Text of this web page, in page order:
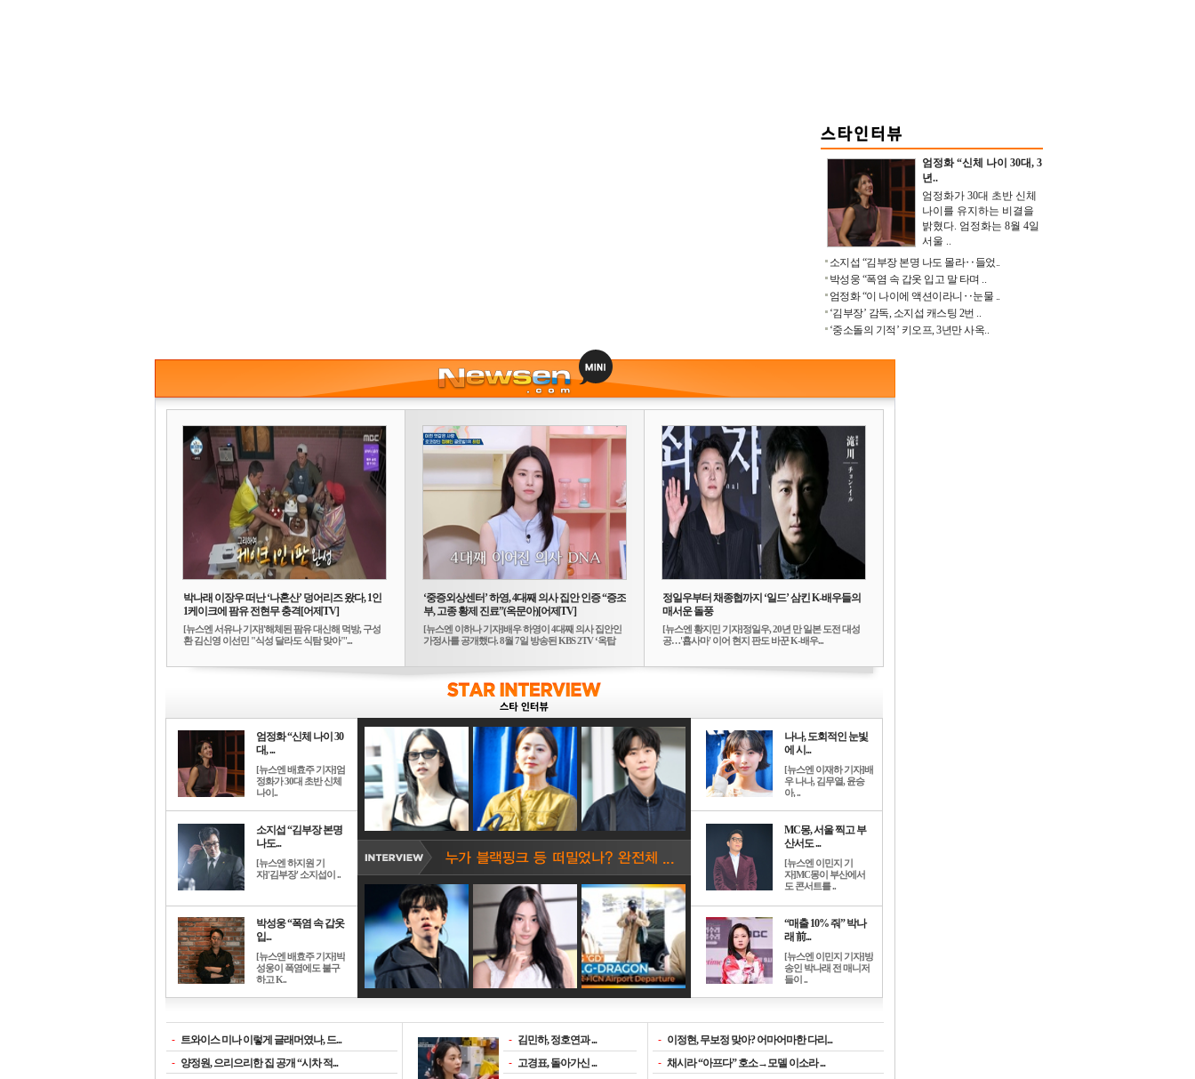
엄정화 “신체 나이 30대, 3
년..
엄정화가 30대 초반 신체
나이를 유지하는 비결을
밝혔다. 엄정화는 8월 4일
서울 ..
소지섭 “김부장 본명 나도 몰라‥들었..
박성웅 “폭염 속 갑옷 입고 말 타며 ..
엄정화 “이 나이에 액션이라니‥눈물 ..
‘김부장’ 감독, 소지섭 캐스팅 2번 ..
‘중소돌의 기적’ 키오프, 3년만 사옥..
박나래 이장우 떠난 ‘나혼산’ 덩어리즈 왔다, 1인
1케이크에 팜유 전현무 충격[어제TV]
[뉴스엔 서유나 기자]'해체된 팜유 대신해 먹방, 구성
환 김신영 이선민 "식성 달라도 식탐 맞아"'...
‘중증외상센터’ 하영, 4대째 의사 집안 인증 “증조
부, 고종 황제 진료”(옥문아)[어제TV]
[뉴스엔 이하나 기자]배우 하영이 4대째 의사 집안인
가정사를 공개했다. 8월 7일 방송된 KBS 2TV ‘옥탑
정일우부터 채종협까지 ‘일드’ 삼킨 K-배우들의
매서운 돌풍
[뉴스엔 황지민 기자]정일우, 20년 만 일본 도전 대성
공…'횹사마' 이어 현지 판도 바꾼 K-배우...
엄정화 “신체 나이 30
대, ...
[뉴스엔 배효주 기자]엄
정화가 30대 초반 신체
나이..
소지섭 “김부장 본명
나도...
[뉴스엔 하지원 기
자]'김부장' 소지섭이 ..
박성웅 “폭염 속 갑옷
입...
[뉴스엔 배효주 기자]박
성웅이 폭염에도 불구
하고 K..
나나, 도회적인 눈빛
에 시...
[뉴스엔 이재하 기자]배
우 나나, 김무열, 윤승
아, ..
MC몽, 서울 찍고 부
산서도 ...
[뉴스엔 이민지 기
자]MC몽이 부산에서
도 콘서트를 ..
“매출 10% 줘” 박나
래 前...
[뉴스엔 이민지 기자]방
송인 박나래 전 매니저
들이 ..
- 트와이스 미나 이렇게 글래머였나, 드...
- 양정원, 으리으리한 집 공개 “시차 적...
- 김민하, 정호연과 ...
- 고경표, 돌아가신 ...
- 이정현, 무보정 맞아? 어마어마한 다리...
- 채시라 “아프다” 호소→모델 이소라 ...